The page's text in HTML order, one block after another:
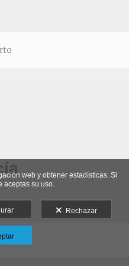
web y obtener estadísticas. Si
aceptas su uso.
Rechazar